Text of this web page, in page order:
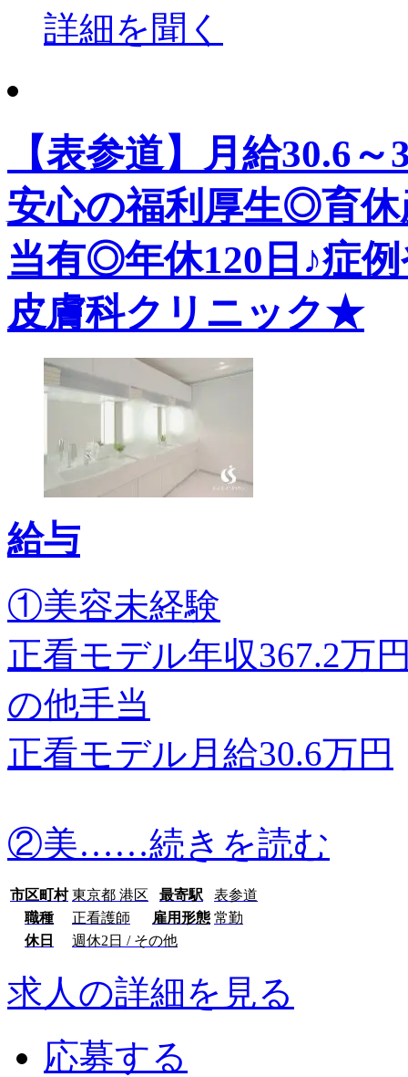
詳細を聞く
【表参道】月給30.6
安心の福利厚生◎育
当有◎年休120日♪症
皮膚科クリニック★
給与
①美容未経験
正看モデル年収367.2万
の他手当
正看モデル月給30.6万円
②美……続きを読む
市区町村 東京都 港区 最寄駅
表参道
職種
正看護師 雇用形態 常勤
休日
週休2日 / その他
求人の詳細を見る
応募する